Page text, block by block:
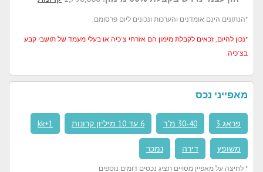
*הנתונים הינם אומדנים והערכות ונכונים ליום פרסומם.
*נכון להיום, זכאים לקבלת מימון הם אזרחי צ'כיה או בעלי מעמד של תושבי קבע
בצ'כיה.
מאפייני נכס
פראג 3 30-40 מ"ר 6 עד 10 מיליון קרונות 1+kk
משופץ דירה נמכר
* לחיצה על מאפיין מסויים תציג נכסים דומים נוספים